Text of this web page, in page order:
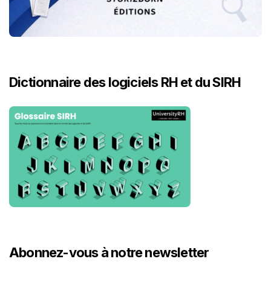
Dictionnaire des logiciels RH et du SIRH
Abonnez-vous à notre newsletter